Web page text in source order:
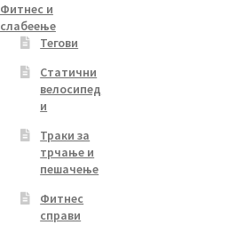
Фитнес и
слабеење
Тегови
Статични
велосипед
и
Траки за
трчање и
пешачење
Фитнес
справи